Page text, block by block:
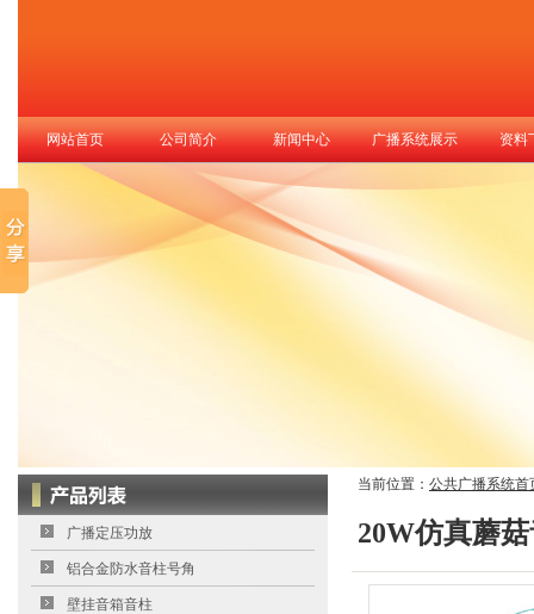
网站首页 公司简介 新闻中心 广播系统展示 资料
广播定压功放
铝合金防水音柱号角
壁挂音箱音柱
当前位置： 公共广播系统首
20W仿真蘑